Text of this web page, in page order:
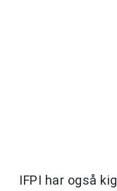
IFPI har også